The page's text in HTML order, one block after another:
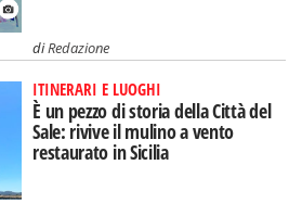
diRedazione
ITINERARI E LUOGHI
È un pezzo di storia della Città del
Sale: rivive il mulino a vento
restaurato in Sicilia